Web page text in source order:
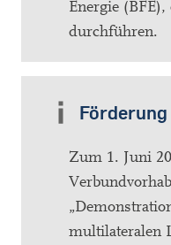
Energie
durchführen.
Förderung
Zum 1. Juni
multilateralen